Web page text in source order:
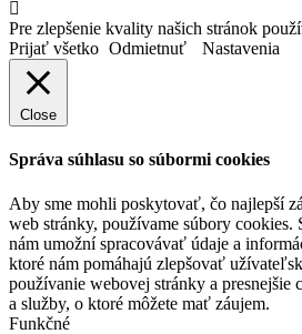
Pre zlepšenie kvality našich stránok
Prijať všetko Odmietnuť Nastavenia
Close
Správa súhlasu so súbormi cookies
Aby sme mohli poskytovať, čo najlepší
web stránky, používame súbory cookies.
nám umožní spracovávať údaje a
ktoré nám pomáhajú zlepšovať
používanie webovej stránky a
a služby, o ktoré môžete mať záujem.
Funkčné